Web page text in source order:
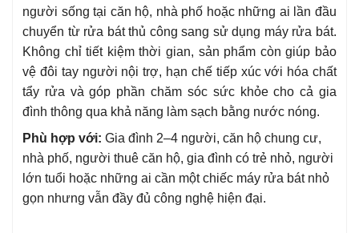
người sống tại căn hộ, nhà phố hoặc những ai lần đầu
chuyển từ rửa bát thủ công sang sử dụng máy rửa bát.
Không chỉ tiết kiệm thời gian, sản phẩm còn giúp bảo
vệ đôi tay người nội trợ, hạn chế tiếp xúc với hóa chất
tẩy rửa và góp phần chăm sóc sức khỏe cho cả gia
đình thông qua khả năng làm sạch bằng nước nóng.
Phù hợp với: Gia đình 2–4 người, căn hộ chung cư,
nhà phố, người thuê căn hộ, gia đình có trẻ nhỏ, người
lớn tuổi hoặc những ai cần một chiếc máy rửa bát nhỏ
gọn nhưng vẫn đầy đủ công nghệ hiện đại.